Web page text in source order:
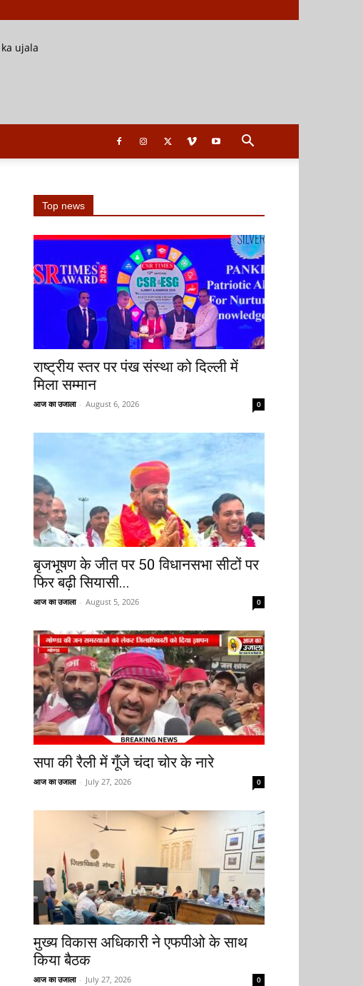
Top news
राष्ट्रीय स्तर पर पंख संस्था को दिल्ली में
मिला सम्मान
आज का उजाला - August 6, 2026 0
बृजभूषण के जीत पर 50 विधानसभा सीटों पर
फिर बढ़ी सियासी...
आज का उजाला - August 5, 2026 0
सपा की रैली में गूँजे चंदा चोर के नारे
आज का उजाला - July 27, 2026 0
मुख्य विकास अधिकारी ने एफपीओ के साथ
किया बैठक
आज का उजाला - July 27, 2026 0